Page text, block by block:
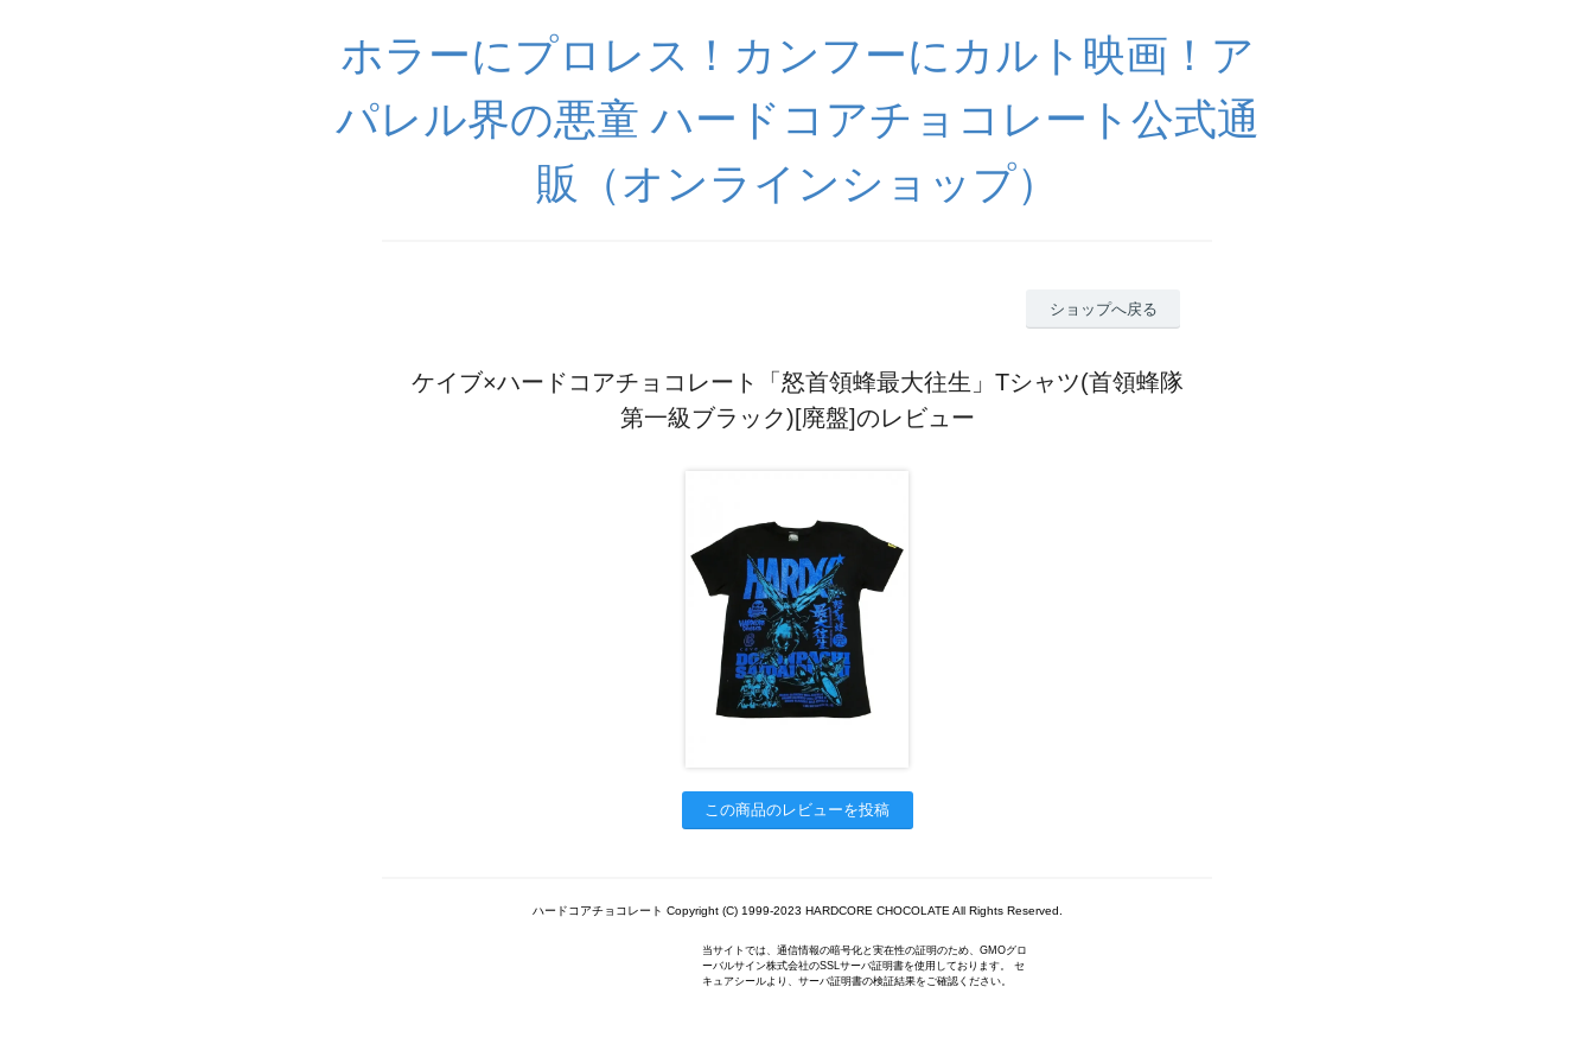
ホラーにプロレス！カンフーにカルト映画！ア
パレル界の悪童 ハードコアチョコレート公式通
販（オンラインショップ）
ショップへ戻る
ケイブ×ハードコアチョコレート「怒首領蜂最大往生」Tシャツ(首領蜂隊
第一級ブラック)[廃盤]のレビュー
この商品のレビューを投稿
ハードコアチョコレート Copyright (C) 1999-2023 HARDCORE CHOCOLATE All Rights Reserved.
当サイトでは、通信情報の暗号化と実在性の証明のため、GMOグロ
ーバルサイン株式会社のSSLサーバ証明書を使用しております。 セ
キュアシールより、サーバ証明書の検証結果をご確認ください。